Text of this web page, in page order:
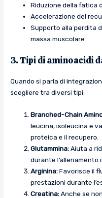
Riduzione della fatica
Accelerazione del
Supporto alla perdita
massa muscolare
3. Tipi di aminoacidi
Quando si parla di
scegliere tra diversi tipi:
Branched-Chain
leucina, isoleucina e
proteica e il recupero.
Glutammina:Aiuta a
durante l’allenamento
Arginina:Favorisce il
prestazioni durante
Creatina:Anche se